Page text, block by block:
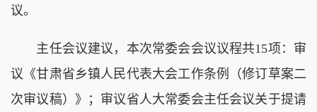
议。
主任会议建议，本次常委会会议议程共15项：审
议《甘肃省乡镇人民代表大会工作条例（修订草案二
次审议稿）》；审议省人大常委会主任会议关于提请